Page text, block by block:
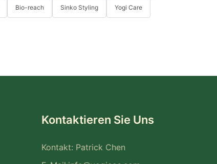
Bio-reach Sinko Styling Yogi Care
Kontaktieren Sie Uns
Kontakt: Patrick Chen